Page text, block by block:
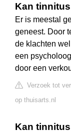
Kan
Er is meestal
geneest. Door
de klachten
een
door een
Verzoek tot
op thuisarts.nl
Kan